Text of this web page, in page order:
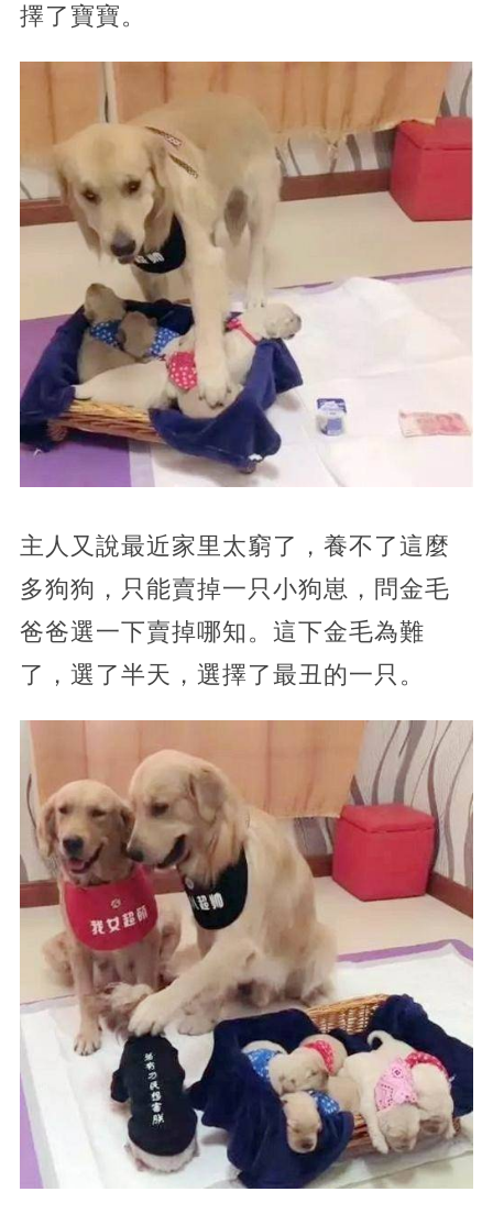
擇了寶寶。
主人又說最近家里太窮了，養不了這麼
多狗狗，只能賣掉一只小狗崽，問金毛
爸爸選一下賣掉哪知。這下金毛為難
了，選了半天，選擇了最丑的一只。